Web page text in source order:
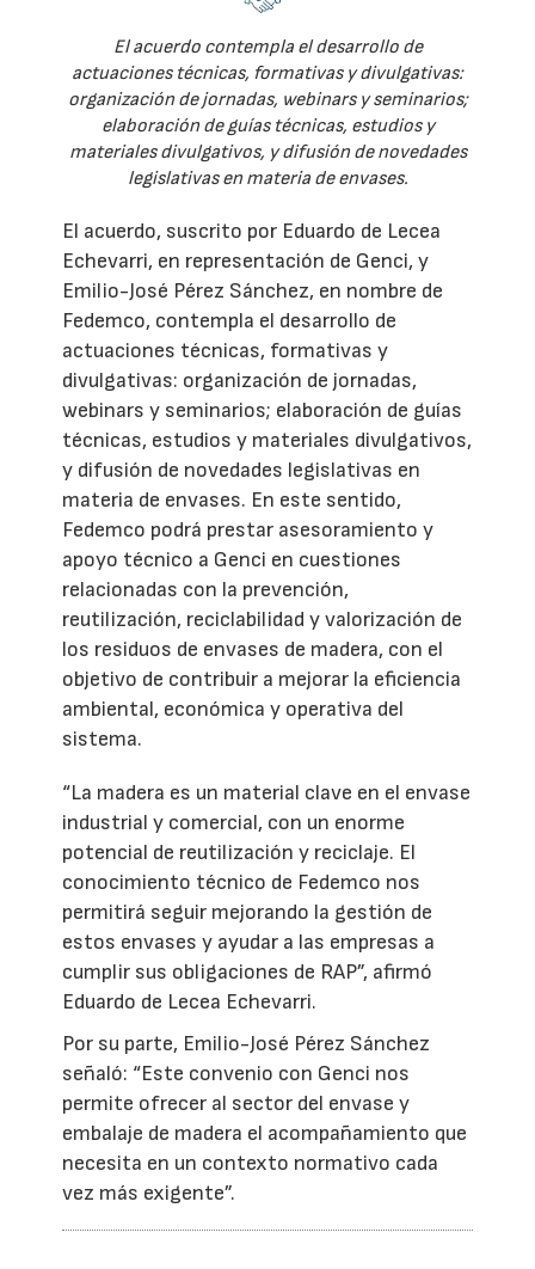
El acuerdo contempla el desarrollo de
actuaciones técnicas, formativas y divulgativas:
organización de jornadas, webinars y seminarios;
elaboración de guías técnicas, estudios y
materiales divulgativos, y difusión de novedades
legislativas en materia de envases.
El acuerdo, suscrito por Eduardo de Lecea
Echevarri, en representación de Genci, y
Emilio-José Pérez Sánchez, en nombre de
Fedemco, contempla el desarrollo de
actuaciones técnicas, formativas y
divulgativas: organización de jornadas,
webinars y seminarios; elaboración de guías
técnicas, estudios y materiales divulgativos,
y difusión de novedades legislativas en
materia de envases. En este sentido,
Fedemco podrá prestar asesoramiento y
apoyo técnico a Genci en cuestiones
relacionadas con la prevención,
reutilización, reciclabilidad y valorización de
los residuos de envases de madera, con el
objetivo de contribuir a mejorar la eficiencia
ambiental, económica y operativa del
sistema.
“La madera es un material clave en el envase
industrial y comercial, con un enorme
potencial de reutilización y reciclaje. El
conocimiento técnico de Fedemco nos
permitirá seguir mejorando la gestión de
estos envases y ayudar a las empresas a
cumplir sus obligaciones de RAP”, afirmó
Eduardo de Lecea Echevarri.
Por su parte, Emilio-José Pérez Sánchez
señaló: “Este convenio con Genci nos
permite ofrecer al sector del envase y
embalaje de madera el acompañamiento que
necesita en un contexto normativo cada
vez más exigente”.